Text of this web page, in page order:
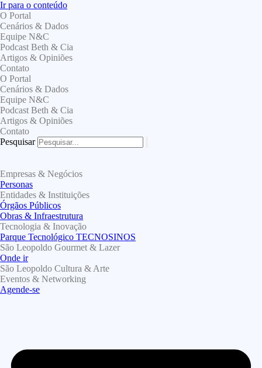
Ir para o conteúdo
O Portal
Cenários & Dados
Equipe N&C
Podcast Beth & Cia
Artigos & Opiniões
Contato
O Portal
Cenários & Dados
Equipe N&C
Podcast Beth & Cia
Artigos & Opiniões
Contato
Pesquisar
Empresas & Negócios
Personas
Entidades & Instituições
Órgãos Públicos
Obras & Infraestrutura
Tecnologia & Inovação
Parque Tecnológico TECNOSINOS
São Leopoldo Gourmet & Lazer
Onde ir
São Leopoldo Cultura & Arte
Eventos & Networking
Agende-se